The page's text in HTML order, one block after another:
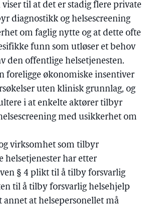
til at det er stadig flere private
diagnostikk og helsescreening
om faglig nytte og at dette ofte
funn som utløser et behov
den offentlige helsetjenesten.
foreligge økonomiske insentiver
uten klinisk grunnlag, og
i at enkelte aktører tilbyr
med usikkerhet om
virksomhet som tilbyr
helsetjenester har etter
§ 4 plikt til å tilby forsvarlig
til å tilby forsvarlig helsehjelp
at helsepersonellet må